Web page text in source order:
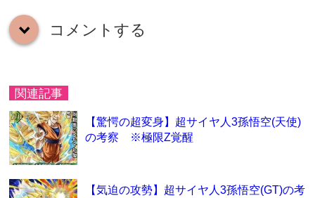
down コメントする
関連記事
【驚愕の超変身】超サイヤ人3孫悟空(天使)
の考察 ※極限Z覚醒
【気迫の攻勢】超サイヤ人3孫悟空(GT)の考